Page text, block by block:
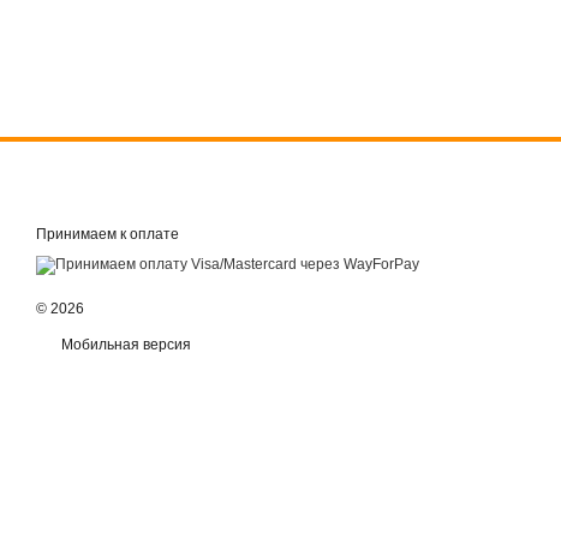
Принимаем к оплате
© 2026
Мобильная версия